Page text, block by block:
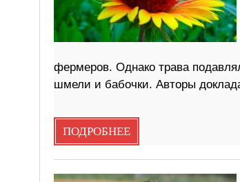
фермеров. Однако трава
шмели и бабочки. Авторы
ПОДРОБНЕЕ